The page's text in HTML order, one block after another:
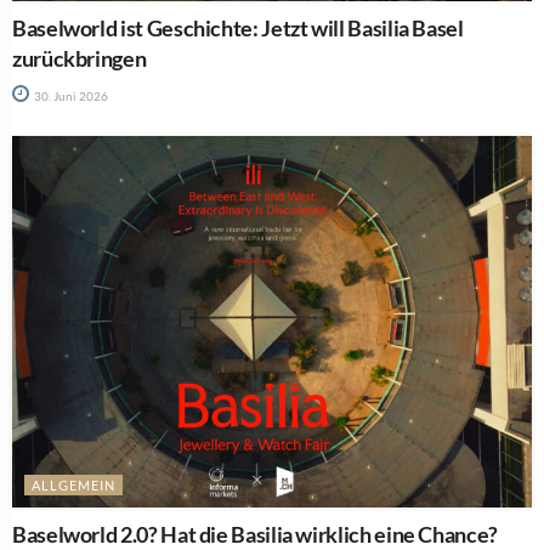
Baselworld ist Geschichte: Jetzt will Basilia Basel
zurückbringen
30. Juni 2026
ALLGEMEIN
Baselworld 2.0? Hat die Basilia wirklich eine Chance?